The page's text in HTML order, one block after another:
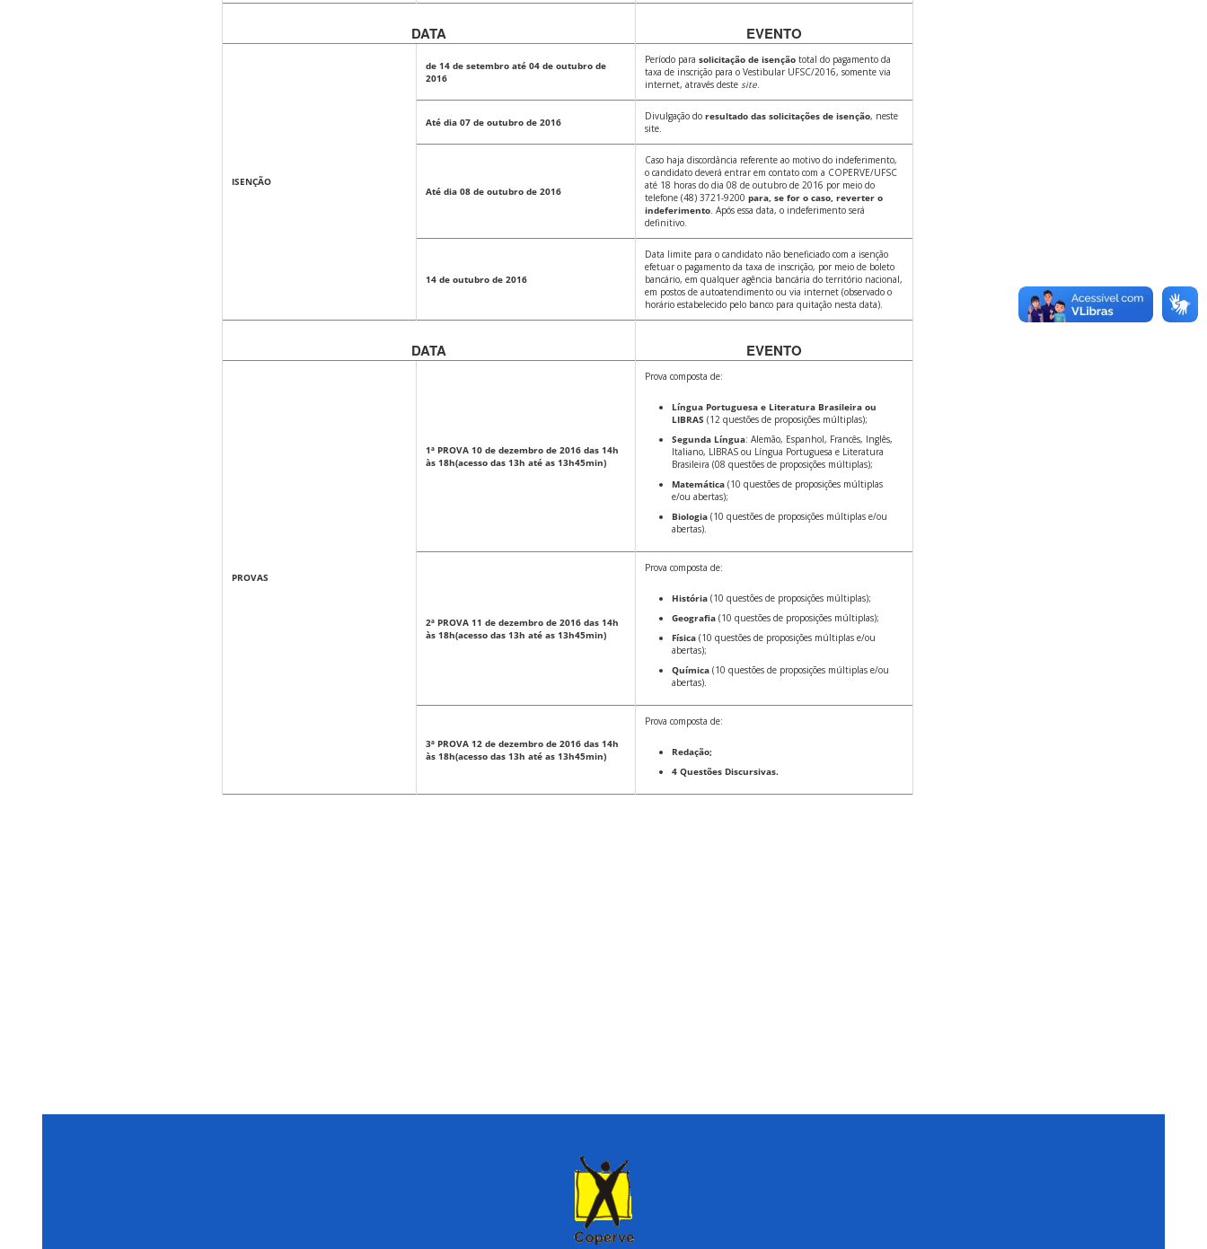
DATA EVENTO
ISENÇÃO
de 14 de setembro até 04 de outubro de
2016
Período para solicitação de isenção total do pagamento da
taxa de inscrição para o Vestibular UFSC/2016, somente via
internet, através deste site
Até dia 07 de outubro de 2016 Divulgação do resultado das solicitações de isenção, neste
site.
Até dia 08 de outubro de 2016
Caso haja discordância referente ao motivo do indeferimento,
o candidato deverá entrar em contato com a COPERVE/UFSC
até 18 horas do dia 08 de outubro de 2016 por meio do
telefone (48) 3721-9200 para, se for o caso, reverter o
indeferimento . Após essa data, o indeferimento será
definitivo.
14 de outubro de 2016
Data limite para o candidato não beneficiado com a isenção
efetuar o pagamento da taxa de inscrição, por meio de boleto
bancário, em qualquer agência bancária do território nacional,
em postos de autoatendimento ou via internet (observado o
horário estabelecido pelo banco para quitação nesta data).
DATA EVENTO
PROVAS
1ª PROVA 10 de dezembro de 2016 das 14h
às 18h(acesso das 13h até as 13h45min)
Prova composta de:
Língua Portuguesa e Literatura Brasileira ou
LIBRAS (12 questões de proposições múltiplas);
Segunda Língua: Alemão, Espanhol, Francês, Inglês,
Italiano, LIBRAS ou Língua Portuguesa e Literatura
Brasileira (08 questões de proposições múltiplas);
Matemática (10 questões de proposições múltiplas
e/ou abertas);
Biologia (10 questões de proposições múltiplas e/ou
abertas).
2ª PROVA 11 de dezembro de 2016 das 14h
às 18h(acesso das 13h até as 13h45min)
Prova composta de:
História (10 questões de proposições múltiplas);
Geografia (10 questões de proposições múltiplas);
Física (10 questões de proposições múltiplas e/ou
abertas);
Química (10 questões de proposições múltiplas e/ou
abertas).
3ª PROVA 12 de dezembro de 2016 das 14h
às 18h(acesso das 13h até as 13h45min)
Prova composta de:
Redação;
4 Questões Discursivas.